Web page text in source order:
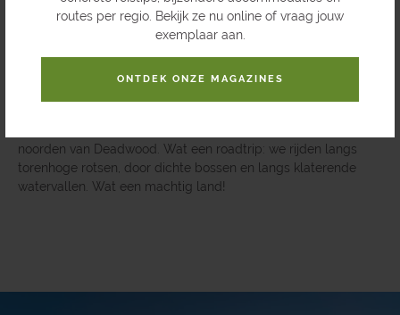
routes per regio. Bekijk ze nu online of vraag jouw
exemplaar aan.
ONTDEK ONZE MAGAZINES
Dag 6 De Black Hills
noorden van Deadwood. Wat een roadtrip: we rijden langs
torenhoge rotsen, door dichte bossen en langs klaterende
watervallen. Wat een machtig land!